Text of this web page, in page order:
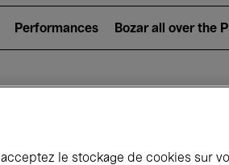
Performances Bozar all over the
à
le stockage de cookies sur